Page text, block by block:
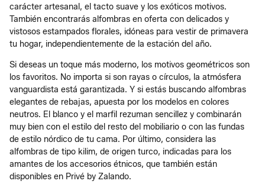
carácter artesanal, el tacto suave y los exóticos motivos.
También encontrarás alfombras en oferta con delicados y
vistosos estampados florales, idóneas para vestir de primavera
tu hogar, independientemente de la estación del año.
Si deseas un toque más moderno, los motivos geométricos son
los favoritos. No importa si son rayas o círculos, la atmósfera
vanguardista está garantizada. Y si estás buscando alfombras
elegantes de rebajas, apuesta por los modelos en colores
neutros. El blanco y el marfil rezuman sencillez y combinarán
muy bien con el estilo del resto del mobiliario o con las fundas
de estilo nórdico de tu cama. Por último, considera las
alfombras de tipo kilim, de origen turco, indicadas para los
amantes de los accesorios étnicos, que también están
disponibles en Privé by Zalando.